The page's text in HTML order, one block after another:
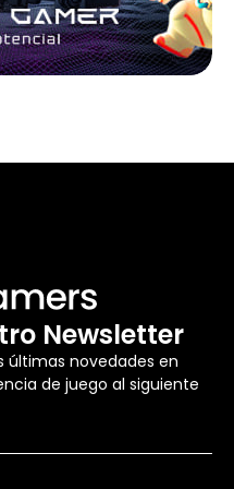
Newsletter
últimas novedades en
de juego al siguiente